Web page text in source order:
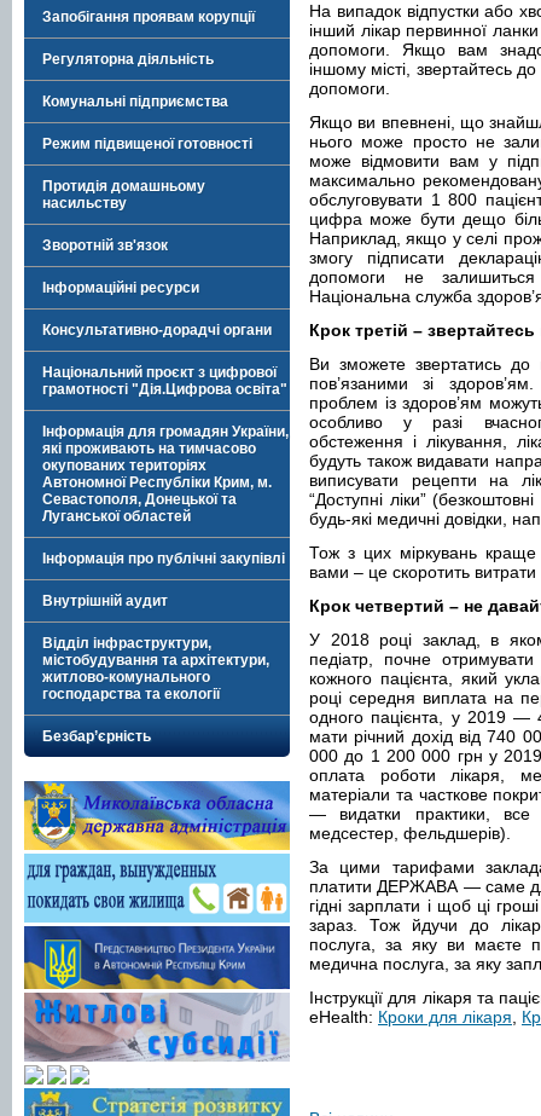
Запобігання проявам корупції
Регуляторна діяльність
Комунальні підприємства
Режим підвищеної готовності
Протидія домашньому
насильству
Зворотній зв'язок
Інформаційні ресурси
Консультативно-дорадчі органи
Національний проєкт з цифрової
грамотності "Дія.Цифрова освіта"
Інформація для громадян України,
які проживають на тимчасово
окупованих територіях
Автономної Республіки Крим, м.
Севастополя, Донецької та
Луганської областей
Інформація про публічні закупівлі
Внутрішній аудит
Відділ інфраструктури,
містобудування та архітектури,
житлово-комунального
господарства та екології
Безбар’єрність
На випадок відпустки або
інший лікар первинної
допомоги. Якщо вам
іншому місті, звертайтесь
допомоги.
Якщо ви впевнені, що
нього може просто не
може відмовити вам у
максимально рекомендовану
обслуговувати 1 800
цифра може бути дещо
Наприклад, якщо у селі
змогу підписати
допомоги не
Національна служба
Крок третій –
Ви зможете звертатись до
пов’язаними зі
проблем із здоров’ям
особливо у разі
обстеження і лікування,
будуть також видавати
виписувати рецепти на
“Доступні ліки”
будь-які медичні довідки,
Тож з цих міркувань краще
вами – це скоротить
Крок четвертий – не
У 2018 році заклад, в
педіатр, почне
кожного пацієнта, який
році середня виплата на
одного пацієнта, у 2019 —
мати річний дохід від 740
000 до 1 200 000 грн у
оплата роботи лікаря,
матеріали та часткове
— видатки практики, все
медсестер, фельдшерів).
За цими тарифами
платити ДЕРЖАВА — саме
гідні зарплати і щоб ці
зараз. Тож йдучи до
послуга, за яку ви маєте
медична послуга, за яку
Інструкції для лікаря та
еHealth: Кроки для лікаря